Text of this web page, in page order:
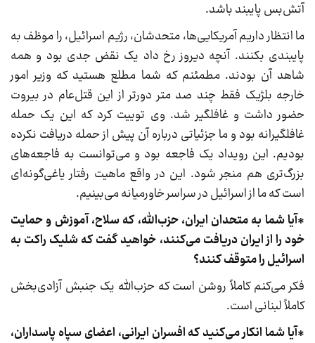
آتش‌بس پایبند باشد.
ما انتظار داریم آمریکایی‌ها، متحدشان، رژیم اسرائیل، را موظف به
پایبندی بکنند. آنچه دیروز رخ داد یک نقض جدی بود و همه
شاهد آن بودند. مطمئنم که شما مطلع هستید که وزیر امور
خارجه بلژیک فقط چند صد متر دورتر از این قتل‌عام در بیروت
حضور داشت و غافلگیر شد. وی توییت کرد که این یک حمله
غافلگیرانه بود و ما جزئیاتی درباره آن پیش از حمله دریافت نکرده
بودیم. این رویداد یک فاجعه بود و می‌توانست به فاجعه‌های
بزرگ‌تری هم منجر شود. این در واقع ماهیت رفتار یاغی‌گونه‌ای
است که ما از اسرائیل در سراسر خاورمیانه می‌بینیم.
*آیا شما به متحدان ایران، حزب‌الله، که سلاح، آموزش و حمایت
خود را از ایران دریافت می‌کنند، خواهید گفت که شلیک راکت به
اسرائیل را متوقف کنند؟
فکر می‌کنم کاملاً روشن است که حزب‌الله یک جنبش آزادی‌بخش
کاملاً لبنانی است.
*آیا شما انکار می‌کنید که افسران ایرانی، اعضای سپاه پاسداران،